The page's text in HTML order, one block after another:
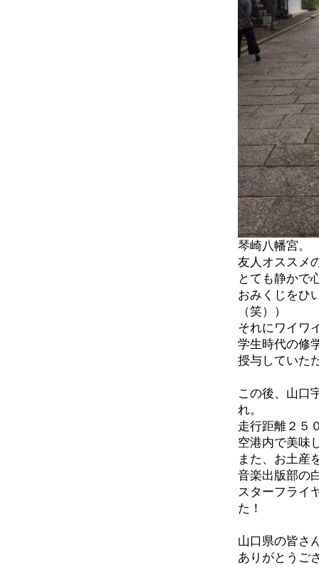
琴崎八幡宮。
友人オススメ
とても静かで
おみくじをひ
（笑））
それにワイワ
学生時代の修
授与していた
この後、山口
れ。
走行距離２５
空港内で美味
また、お土産
音楽出版部の
スターフライ
た！
山口県の皆さ
ありがとうご